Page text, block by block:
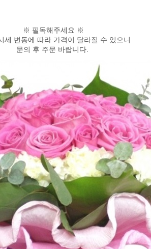
※ 필독해주세요 ※
세 변동에 따라 가격이 달라질 수 있으니
문의 후 주문 바랍니다.